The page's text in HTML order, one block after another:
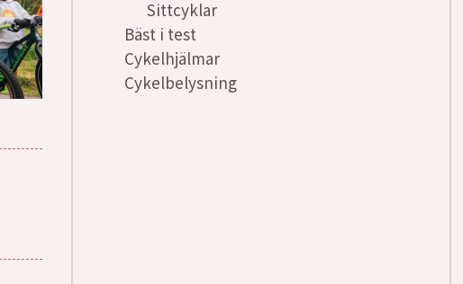
Sittcyklar
Bäst i test
Cykelhjälmar
Cykelbelysning